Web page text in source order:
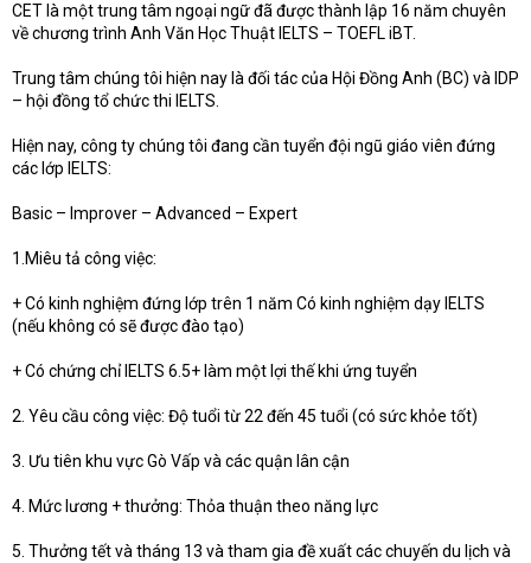
CET là một trung tâm ngoại ngữ đã được thành lập 16 năm chuyên
về chương trình Anh Văn Học Thuật IELTS – TOEFL iBT.
Trung tâm chúng tôi hiện nay là đối tác của Hội Đồng Anh (BC) và IDP
– hội đồng tổ chức thi IELTS.
Hiện nay, công ty chúng tôi đang cần tuyển đội ngũ giáo viên đứng
các lớp IELTS:
Basic – Improver – Advanced – Expert
1.Miêu tả công việc:
+ Có kinh nghiệm đứng lớp trên 1 năm Có kinh nghiệm dạy IELTS
(nếu không có sẽ được đào tạo)
+ Có chứng chỉ IELTS 6.5+ làm một lợi thế khi ứng tuyển
2. Yêu cầu công việc: Độ tuổi từ 22 đến 45 tuổi (có sức khỏe tốt)
3. Ưu tiên khu vực Gò Vấp và các quận lân cận
4. Mức lương + thưởng: Thỏa thuận theo năng lực
5. Thưởng tết và tháng 13 và tham gia đề xuất các chuyến du lịch và